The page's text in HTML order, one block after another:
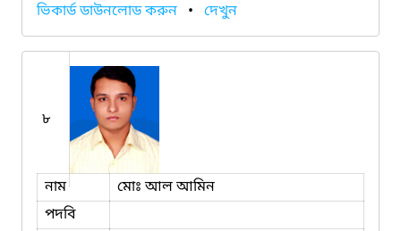
ভিকার্ড ডাউনলোড করুন • দেখুন
৮
নাম
মোঃ আল আমিন
পদবি